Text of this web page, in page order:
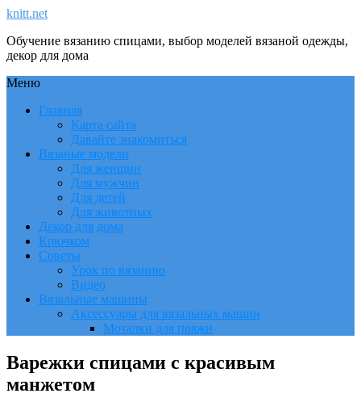
knitt.net
Обучение вязанию спицами, выбор моделей вязаной одежды,
декор для дома
Меню
Главная
Карта сайта
Давайте знакомиться
Вязаные модели
Для женщин
Для мужчин
Для детей
Для животных
Декор для дома
Крючком
Советы
Урок по вязанию
Видео
Вязальные машины
Аксессуары для вязальных машин
Моталки для пряжи
Варежки спицами с красивым
манжетом